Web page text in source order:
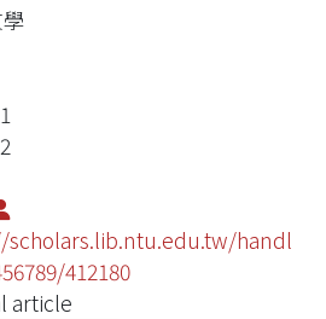
scholars.lib.ntu.edu.tw/handl
412180
article